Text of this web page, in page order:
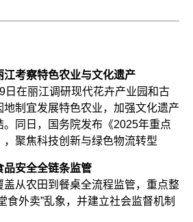
江考察特色农业与文化遗产
日在丽江调研现代花卉产业园和古
地制宜发展特色农业，加强文化遗产
。同日，国务院发布《2025年重点
，聚焦科技创新与绿色物流转型
品安全全链条监管
盖从农田到餐桌全流程监管，重点整
食外卖”乱象，并建立社会监督机制